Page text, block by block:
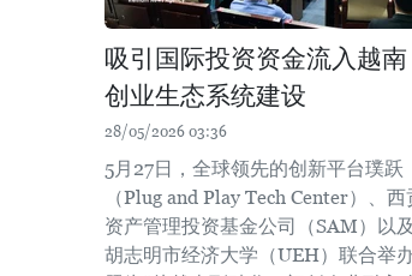
吸引国际投资资金流入越南
创业生态系统建设
28/05/2026 03:36
5月27日，全球领先的创新平台璞跃
（Plug and Play Tech Center）、西
资产管理投资基金公司（SAM）以及
胡志明市经济大学（UEH）联合举